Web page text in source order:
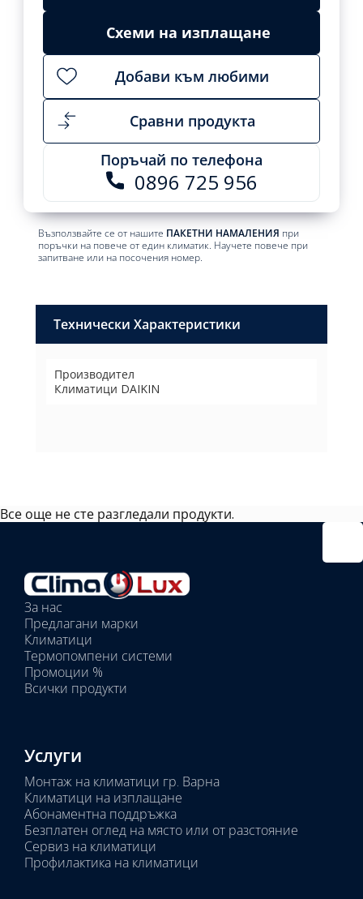
Схеми на изплащане
Добави към любими
Сравни продукта
Поръчай по телефона
0896 725 956
Възползвайте се от нашите ПАКЕТНИ НАМАЛЕНИЯ при
поръчки на повече от един климатик. Научете повече при
запитване или на посочения номер.
Технически Характеристики
Производител
Климатици DAIKIN
Все още не сте разгледали продукти.
Избрани
вътрешни
тела:
Избрано
тяло:
За нас
Предлагани марки
Климатици
Термопомпени системи
Промоции %
Всички продукти
Услуги
Монтаж на климатици гр. Варна
Климатици на изплащане
Абонаментна поддръжка
Безплатен оглед на място или от разстояние
Сервиз на климатици
Профилактика на климатици